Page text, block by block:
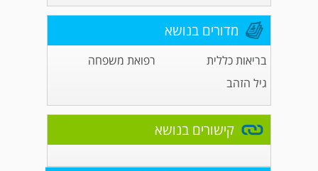
מדורים בנושא
בריאות כללית
רפואת משפחה
גיל הזהב
קישורים בנושא